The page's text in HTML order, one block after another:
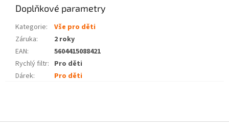
Doplňkové parametry
Kategorie:
Vše pro děti
Záruka:
2 roky
EAN:
5604415088421
Rychlý filtr: Pro děti
Dárek: Pro děti